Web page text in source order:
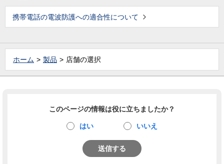
携帯電話の電波防護への適合性について
ホーム 製品 店舗の選択
このページの情報は役に立ちましたか？
はい いいえ
送信する